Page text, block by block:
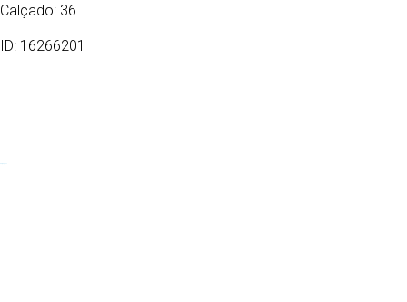
Calçado: 36
ID: 16266201